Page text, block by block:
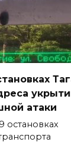
атаки
остановках